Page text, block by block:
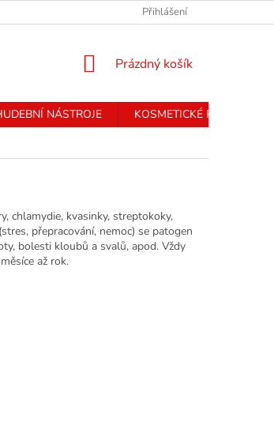
ÚDAJŮ Přihlášení
NÁKUPNÍ
Prázdný košík
NÁSTROJE
KOSMETICKÉ PŘÍSTROJE
chlamydie, kvasinky, streptokoky,
přepracování, nemoc) se patogen
bolesti kloubů a svalů, apod. Vždy
až rok.